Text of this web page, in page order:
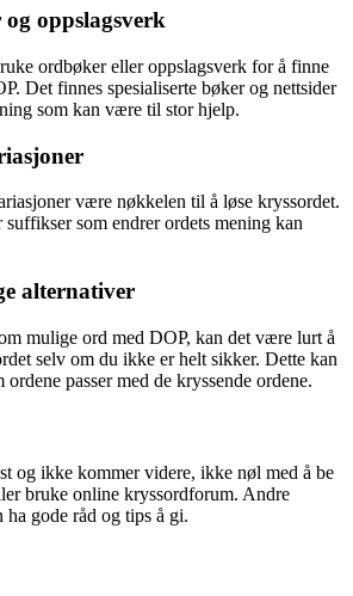
oppslagsverk
ordbøker eller oppslagsverk for å finne
Det finnes spesialiserte bøker og nettsider
som kan være til stor hjelp.
være nøkkelen til å løse kryssordet.
som endrer ordets mening kan
alternativer
mulige ord med DOP, kan det være lurt å
selv om du ikke er helt sikker. Dette kan
ordene passer med de kryssende ordene.
og ikke kommer videre, ikke nøl med å be
bruke online kryssordforum. Andre
ha gode råd og tips å gi.